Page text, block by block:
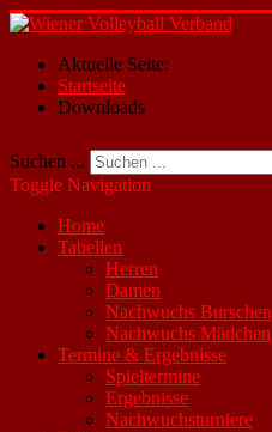
Aktuelle Seite:
Startseite
Downloads
Suchen ...
Toggle Navigation
Home
Tabellen
Herren
Damen
Nachwuchs Burschen
Nachwuchs Mädchen
Termine & Ergebnisse
Spieltermine
Ergebnisse
Nachwuchsturniere